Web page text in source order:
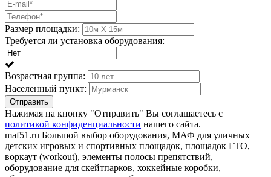
Размер площадки:
Требуется ли установка оборудования:
Возрастная группа:
Населенный пункт:
Отправить
Нажимая на кнопку "Отправить" Вы соглашаетесь с
политикой конфиденциальности нашего сайта.
maf51.ru Большой выбор оборудования, МАФ для уличных
детских игровых и спортивных площадок, площадок ГТО,
воркаут (workout), элементы полосы препятствий,
оборудование для скейтпарков, хоккейные коробки,